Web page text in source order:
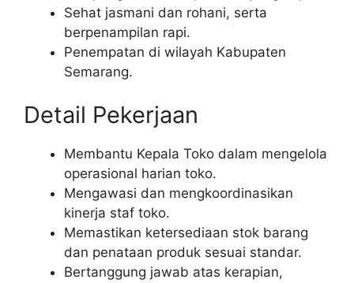
Sehat jasmani dan rohani, serta
berpenampilan rapi.
Penempatan di wilayah Kabupaten
Semarang.
Detail Pekerjaan
Membantu Kepala Toko dalam mengelola
operasional harian toko.
Mengawasi dan mengkoordinasikan
kinerja staf toko.
Memastikan ketersediaan stok barang
dan penataan produk sesuai standar.
Bertanggung jawab atas kerapian,